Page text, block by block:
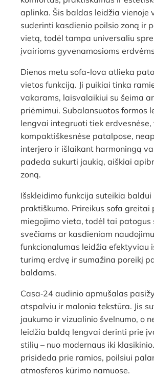
aplinka. Šis baldas leidžia vienoje
suderinti kasdienio poilsio zoną ir
vietą, todėl tampa universaliu
įvairioms gyvenamosioms
Dienos metu sofa-lova atlieka
vietos funkciją. Ji puikiai tinka
vakarams, laisvalaikiui su šeima
priėmimui. Subalansuotos formos
lengvai integruoti tiek erdvesnėse,
kompaktiškesnėse patalpose,
interjero ir išlaikant harmoningą
padeda sukurti jaukią, aiškiai
zoną.
Išskleidimo funkcija suteikia
praktiškumo. Prireikus sofa greitai
miegojimo vieta, todėl tai patogus
svečiams ar kasdieniam
funkcionalumas leidžia efektyviau
turimą erdvę ir sumažina poreikį
baldams.
Casa‑24 audinio apmušalas
atspalviu ir malonia tekstūra. Jis
jaukumo ir vizualinio švelnumo, o
leidžia baldą lengvai derinti prie
stilių – nuo modernaus iki
prisideda prie ramios, poilsiui
atmosferos kūrimo namuose.